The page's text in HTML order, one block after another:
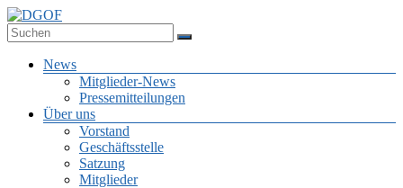
Zum
Inhalt
springen
Deutsche Gesellschaft für Online-Forschung e.V.
Menü
News
Mitglieder-News
Pressemitteilungen
Über uns
Vorstand
Geschäftsstelle
Satzung
Mitglieder